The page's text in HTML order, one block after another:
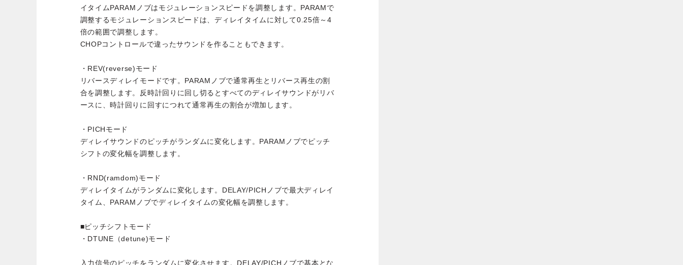
イタイムPARAMノブはモジュレーションスピードを調整します。PARAMで
調整するモジュレーションスピードは、ディレイタイムに対して0.25倍～4
倍の範囲で調整します。
CHOPコントロールで違ったサウンドを作ることもできます。
・REV(reverse)モード
リバースディレイモードです。PARAMノブで通常再生とリバース再生の割
合を調整します。反時計回りに回し切るとすべてのディレイサウンドがリバ
ースに、時計回りに回すにつれて通常再生の割合が増加します。
・PICHモード
ディレイサウンドのピッチがランダムに変化します。PARAMノブでピッチ
シフトの変化幅を調整します。
・RND(ramdom)モード
ディレイタイムがランダムに変化します。DELAY/PICHノブで最大ディレイ
タイム、PARAMノブでディレイタイムの変化幅を調整します。
■ピッチシフトモード
・DTUNE（detune)モード
入力信号のピッチをランダムに変化させます。DELAY/PICHノブで基本とな